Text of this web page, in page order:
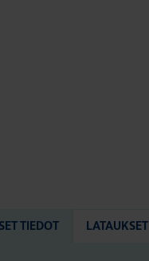
TIEDOT LATAUKSET